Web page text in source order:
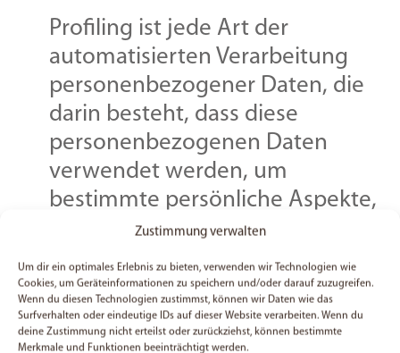
Zustimmung verwalten
Um dir ein optimales Erlebnis zu bieten, verwenden wir Technologien wie
Cookies, um Geräteinformationen zu speichern und/oder darauf zuzugreifen.
Wenn du diesen Technologien zustimmst, können wir Daten wie das
Surfverhalten oder eindeutige IDs auf dieser Website verarbeiten. Wenn du
deine Zustimmung nicht erteilst oder zurückziehst, können bestimmte
Merkmale und Funktionen beeinträchtigt werden.
Profiling ist jede Art der
automatisierten Verarbeitung
personenbezogener Daten, die
darin besteht, dass diese
personenbezogenen Daten
verwendet werden, um
bestimmte persönliche Aspekte,
die sich auf eine natürliche
Person beziehen, zu bewerten,
insbesondere, um Aspekte
bezüglich Arbeitsleistung,
wirtschaftlicher Lage,